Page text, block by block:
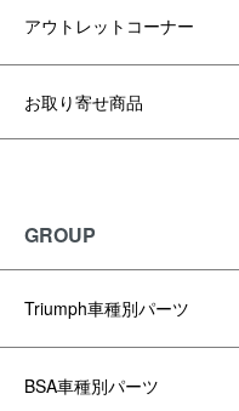
アウトレットコーナー
お取り寄せ商品
GROUP
Triumph車種別パーツ
BSA車種別パーツ